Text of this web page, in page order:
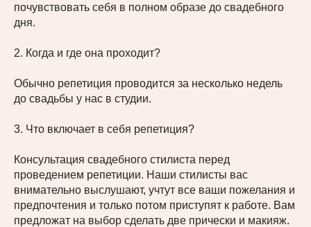
почувствовать себя в полном образе до свадебного
дня.
2. Когда и где она проходит?
Обычно репетиция проводится за несколько недель
до свадьбы у нас в студии.
3. Что включает в себя репетиция?
Консультация свадебного стилиста перед
проведением репетиции. Наши стилисты вас
внимательно выслушают, учтут все ваши пожелания и
предпочтения и только потом приступят к работе. Вам
предложат на выбор сделать две прически и макияж.